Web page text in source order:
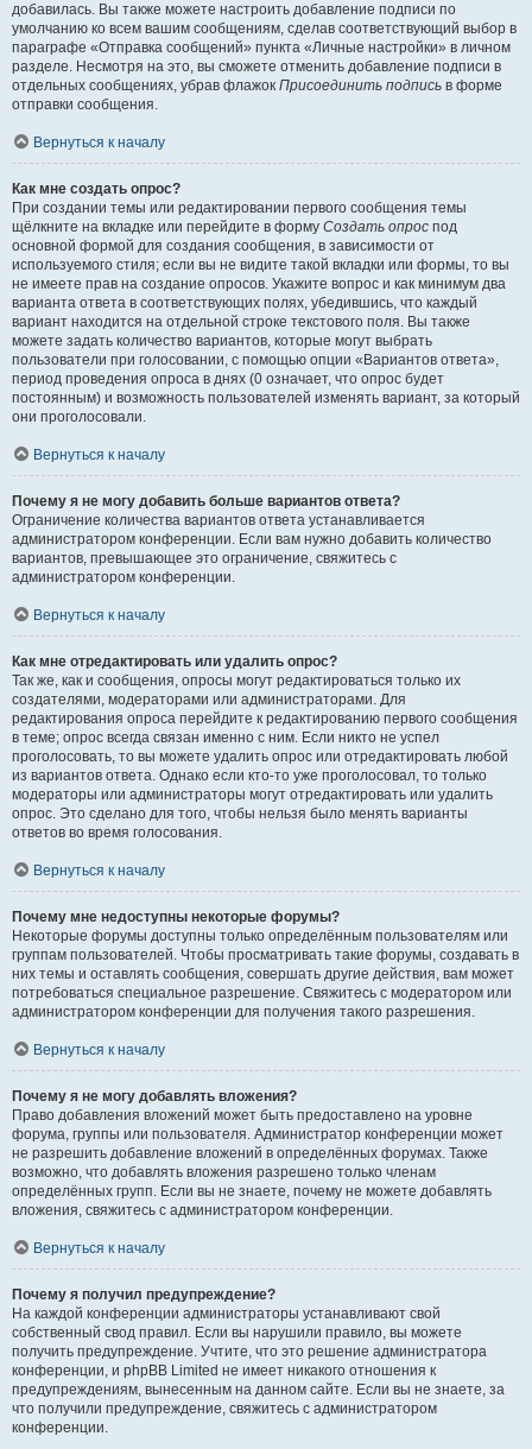
добавилась. Вы также можете настроить добавление подписи по
умолчанию ко всем вашим сообщениям, сделав соответствующий выбор в
параграфе «Отправка сообщений» пункта «Личные настройки» в личном
разделе. Несмотря на это, вы сможете отменить добавление подписи в
отдельных сообщениях, убрав флажок Присоединить подпись в форме
отправки сообщения.
Вернуться к началу
Как мне создать опрос?
При создании темы или редактировании первого сообщения темы
щёлкните на вкладке или перейдите в форму Создать опрос под
основной формой для создания сообщения, в зависимости от
используемого стиля; если вы не видите такой вкладки или формы, то вы
не имеете прав на создание опросов. Укажите вопрос и как минимум два
варианта ответа в соответствующих полях, убедившись, что каждый
вариант находится на отдельной строке текстового поля. Вы также
можете задать количество вариантов, которые могут выбрать
пользователи при голосовании, с помощью опции «Вариантов ответа»,
период проведения опроса в днях (0 означает, что опрос будет
постоянным) и возможность пользователей изменять вариант, за который
они проголосовали.
Вернуться к началу
Почему я не могу добавить больше вариантов ответа?
Ограничение количества вариантов ответа устанавливается
администратором конференции. Если вам нужно добавить количество
вариантов, превышающее это ограничение, свяжитесь с
администратором конференции.
Вернуться к началу
Как мне отредактировать или удалить опрос?
Так же, как и сообщения, опросы могут редактироваться только их
создателями, модераторами или администраторами. Для
редактирования опроса перейдите к редактированию первого сообщения
в теме; опрос всегда связан именно с ним. Если никто не успел
проголосовать, то вы можете удалить опрос или отредактировать любой
из вариантов ответа. Однако если кто-то уже проголосовал, то только
модераторы или администраторы могут отредактировать или удалить
опрос. Это сделано для того, чтобы нельзя было менять варианты
ответов во время голосования.
Вернуться к началу
Почему мне недоступны некоторые форумы?
Некоторые форумы доступны только определённым пользователям или
группам пользователей. Чтобы просматривать такие форумы, создавать в
них темы и оставлять сообщения, совершать другие действия, вам может
потребоваться специальное разрешение. Свяжитесь с модератором или
администратором конференции для получения такого разрешения.
Вернуться к началу
Почему я не могу добавлять вложения?
Право добавления вложений может быть предоставлено на уровне
форума, группы или пользователя. Администратор конференции может
не разрешить добавление вложений в определённых форумах. Также
возможно, что добавлять вложения разрешено только членам
определённых групп. Если вы не знаете, почему не можете добавлять
вложения, свяжитесь с администратором конференции.
Вернуться к началу
Почему я получил предупреждение?
На каждой конференции администраторы устанавливают свой
собственный свод правил. Если вы нарушили правило, вы можете
получить предупреждение. Учтите, что это решение администратора
конференции, и phpBB Limited не имеет никакого отношения к
предупреждениям, вынесенным на данном сайте. Если вы не знаете, за
что получили предупреждение, свяжитесь с администратором
конференции.